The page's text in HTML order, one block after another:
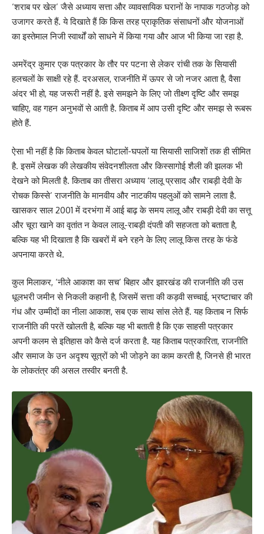
‘शराब पर खेल’ जैसे अध्याय सत्ता और व्यावसायिक घरानों के नापाक गठजोड़ को
उजागर करते हैं. ये दिखाते हैं कि किस तरह प्राकृतिक संसाधनों और योजनाओं
का इस्तेमाल निजी स्वार्थों को साधने में किया गया और आज भी किया जा रहा है.
अमरेंद्र कुमार एक पत्रकार के तौर पर पटना से लेकर रांची तक के सियासी
हलचलों के साक्षी रहे हैं. दरअसल, राजनीति में ऊपर से जो नजर आता है, वैसा
अंदर भी हो, यह जरूरी नहीं है. इसे समझने के लिए जो तीक्ष्ण दृष्टि और समझ
चाहिए, वह गहन अनुभवों से आती है. किताब में आप उसी दृष्टि और समझ से रूबरू
होते हैं.
ऐसा भी नहीं है कि किताब केवल घोटालों-घपलों या सियासी साजिशों तक ही सीमित
है. इसमें लेखक की लेखकीय संवेदनशीलता और किस्सागोई शैली की झलक भी
देखने को मिलती है. किताब का तीसरा अध्याय ‘लालू प्रसाद और राबड़ी देवी के
रोचक किस्से’ राजनीति के मानवीय और नाटकीय पहलुओं को सामने लाता है.
खासकर साल 2001 में दरभंगा में आई बाढ़ के समय लालू और राबड़ी देवी का सत्तू
और चूरा खाने का वृतांत न केवल लालू-राबड़ी दंपती की सहजता को बताता है,
बल्कि यह भी दिखाता है कि खबरों में बने रहने के लिए लालू किस तरह के फंडे
अपनाया करते थे.
कुल मिलाकर, ‘नीले आकाश का सच’ बिहार और झारखंड की राजनीति की उस
धूलभरी जमीन से निकली कहानी है, जिसमें सत्ता की कड़वी सच्चाई, भ्रष्टाचार की
गंध और उम्मीदों का नीला आकाश, सब एक साथ सांस लेते हैं. यह किताब न सिर्फ
राजनीति की परतें खोलती है, बल्कि यह भी बताती है कि एक साहसी पत्रकार
अपनी कलम से इतिहास को कैसे दर्ज करता है. यह किताब पत्रकारिता, राजनीति
और समाज के उन अदृश्य सूत्रों को भी जोड़ने का काम करती है, जिनसे ही भारत
के लोकतंत्र की असल तस्वीर बनती है.